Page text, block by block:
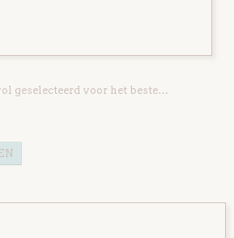
geselecteerd voor het beste…